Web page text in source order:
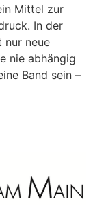
Mittel zur
In der
nur neue
nie abhängig
Band sein –